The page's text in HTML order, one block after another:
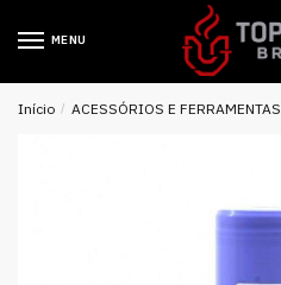
MENU
Início / ACESSÓRIOS E FERRAMENTAS